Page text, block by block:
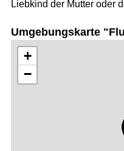
Liebkind der Mutter oder
Umgebungskarte
+
−